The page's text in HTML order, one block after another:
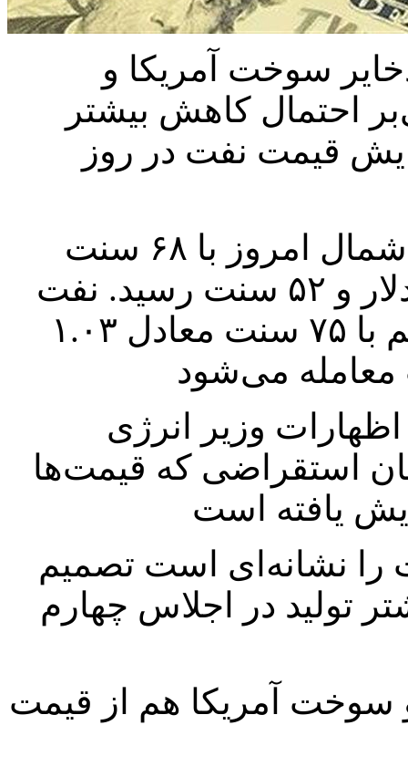
سوخت آمریکا و
احتمال کاهش بیشتر
قیمت نفت در روز
قیمت هر بشکه نفت برنت دریای شمال امروز با ۶۸ سنت
معادل ۰.۸۸ درصد افزایش به ۷۷ دلار و ۵۲ سنت رسید. نفت
وست تگزاس اینترمدیت آمریکا هم با ۷۵ سنت معادل ۱.۰۳
وزیر انرژی
استقراضی که قیمت‌ها
را نشانه‌ای است تصمیم
تولید در اجلاس چهارم
آمریکا هم از قیمت